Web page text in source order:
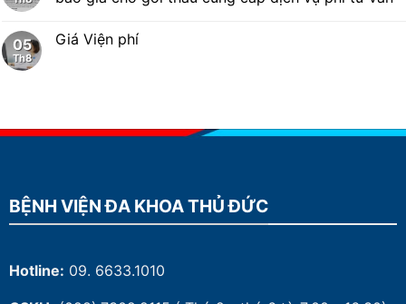
05
Th8
Giá Viện phí
BỆNH VIỆN ĐA KHOA THỦ ĐỨC
Hotline: 09. 6633.1010